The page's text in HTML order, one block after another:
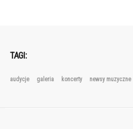
TAGI:
audycje galeria koncerty newsy muzyczne